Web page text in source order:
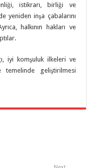
istikrarı, birliği ve
yeniden inşa çabalarını
halkının hakları ve
iyi komşuluk ilkeleri ve
geliştirilmesi